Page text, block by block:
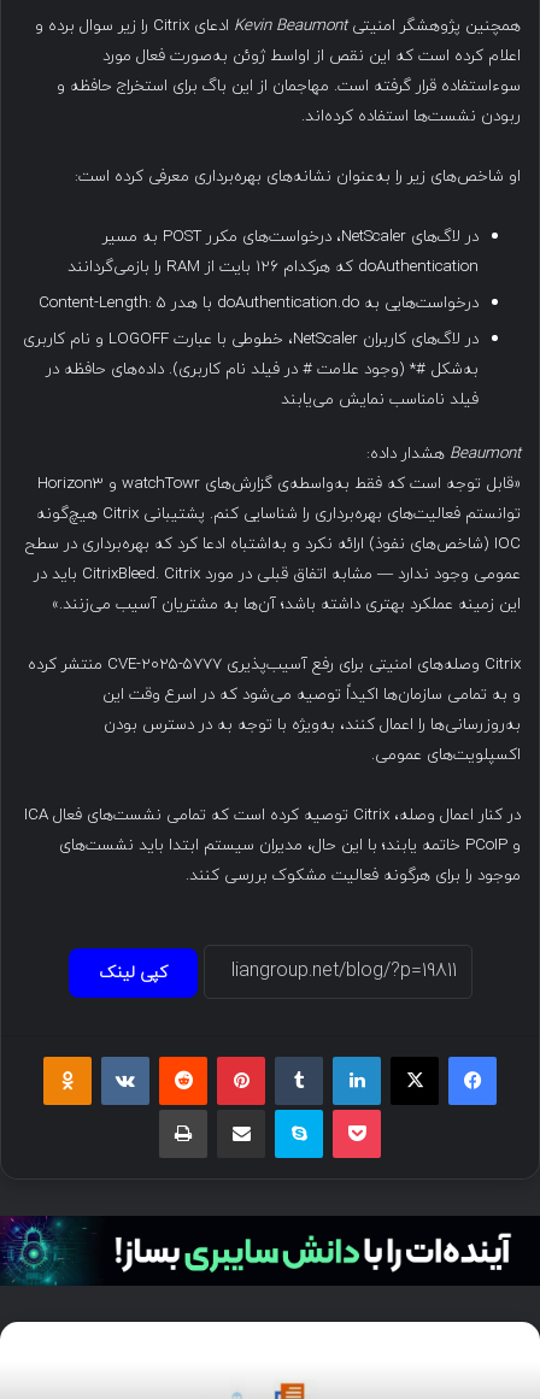
همچنین پژوهشگر امنیتیKevin Beaumont
ادعای Citrix را زیر سوال برده و
اعلام کرده است که این نقص از اواسط ژوئن به‌صورت فعال مورد
سوءاستفاده قرار گرفته است. مهاجمان از این باگ برای استخراج حافظه و
ربودن نشست‌ها استفاده کرده‌اند.
او شاخص‌های زیر را به‌عنوان نشانه‌های بهره‌برداری معرفی کرده است:
در لاگ‌های NetScaler، درخواست‌های مکرر POST به مسیر
doAuthentication که هرکدام ۱۲۶ بایت از RAM را بازمی‌گردانند
درخواست‌هایی به doAuthentication.do با هدر Content-Length: 5
در لاگ‌های کاربران NetScaler، خطوطی با عبارت LOGOFF و نام کاربری
به‌شکل #* (وجود علامت # در فیلد نام کاربری). داده‌های حافظه در
فیلد نامناسب نمایش می‌یابند
Beaumont هشدار داده:
«قابل توجه است که فقط به‌واسطه‌ی گزارش‌های watchTowr و Horizon3
توانستم فعالیت‌های بهره‌برداری را شناسایی کنم. پشتیبانی Citrix هیچ‌گونه
IOC (شاخص‌های نفوذ) ارائه نکرد و به‌اشتباه ادعا کرد که بهره‌برداری در سطح
عمومی وجود ندارد — مشابه اتفاق قبلی در مورد CitrixBleed. Citrix باید در
این زمینه عملکرد بهتری داشته باشد؛ آن‌ها به مشتریان آسیب می‌زنند.»
Citrix وصله‌های امنیتی برای رفع آسیب‌پذیری CVE-2025-5777 منتشر کرده
و به تمامی سازمان‌ها اکیداً توصیه می‌شود که در اسرع وقت این
به‌روزرسانی‌ها را اعمال کنند، به‌ویژه با توجه به در دسترس بودن
اکسپلویت‌های عمومی.
در کنار اعمال وصله، Citrix توصیه کرده است که تمامی نشست‌های فعال ICA
و PCoIP خاتمه یابند؛ با این حال، مدیران سیستم ابتدا باید نشست‌های
موجود را برای هرگونه فعالیت مشکوک بررسی کنند.
کپی لینک
فیسبوک ایکس لینکداین پینتریست
پاکت اسکایپ چاپ